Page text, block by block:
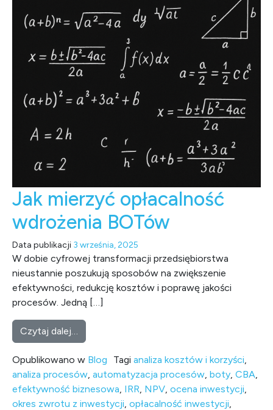
Jak mierzyć opłacalność
wdrożenia BOTów
Data publikacji 3 września, 2025
W dobie cyfrowej transformacji przedsiębiorstwa
nieustannie poszukują sposobów na zwiększenie
efektywności, redukcję kosztów i poprawę jakości
procesów. Jedną […]
Czytaj dalej…
Opublikowano w Blog Tagi analiza kosztów i korzyści,
analiza procesów, automatyzacja procesów, boty, CBA,
efektywność biznesowa, IRR, NPV, ocena inwestycji,
okres zwrotu z inwestycji, opłacalność inwestycji,